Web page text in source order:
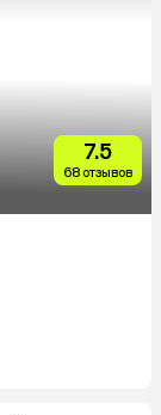
7.5
68 отзывов